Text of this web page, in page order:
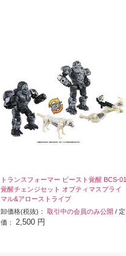
トランスフォーマー ビースト覚醒 BCS-01
覚醒チェンジセット オプティマスプライ
マル&アローストライプ
卸価格(税抜)： 取引中の会員のみ公開 / 定
価： 2,500 円